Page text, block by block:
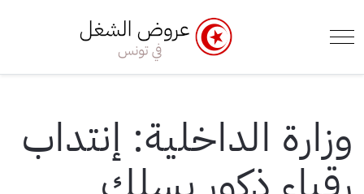
Mobile Menu Toggle
وزارة الداخلية: إنتداب
Toggle